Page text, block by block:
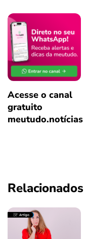
Acesse o canal
gratuito
meutudo.notícias
Relacionados